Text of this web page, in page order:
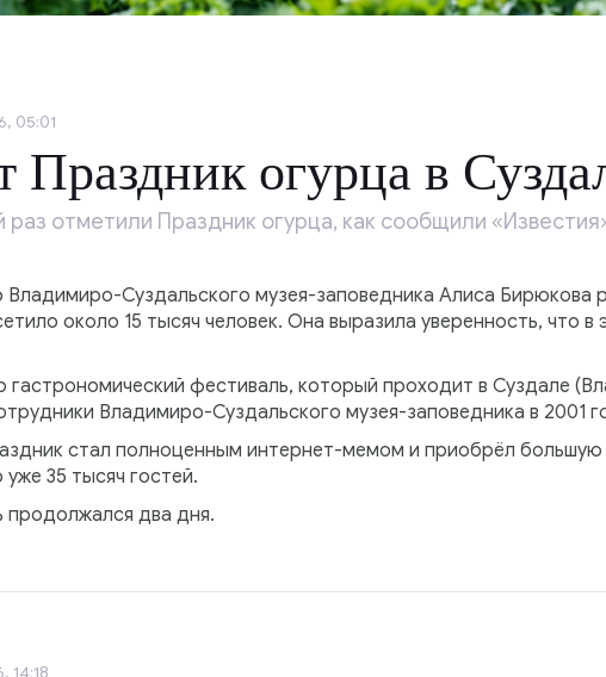
05:01
Праздник огурца в
раз отметили Праздник огурца, как сообщили
Суздальского музея-заповедника Алиса Бирюкова
около 15 тысяч человек. Она выразила уверенность, что в
гастрономический фестиваль, который проходит в Суздале
Владимиро-Суздальского музея-заповедника в 2001
стал полноценным интернет-мемом и приобрёл большую
35 тысяч гостей.
продолжался два дня.
14:18